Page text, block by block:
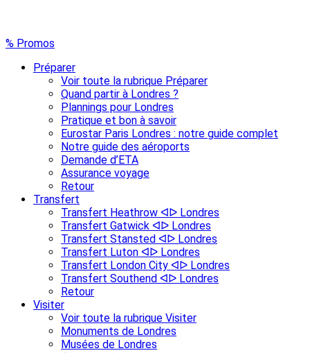
% Promos
Préparer
Voir toute la rubrique Préparer
Quand partir à Londres ?
Plannings pour Londres
Pratique et bon à savoir
Eurostar Paris Londres : notre guide complet
Notre guide des aéroports
Demande d’ETA
Assurance voyage
Retour
Transfert
Transfert Heathrow ᐊᐅ Londres
Transfert Gatwick ᐊᐅ Londres
Transfert Stansted ᐊᐅ Londres
Transfert Luton ᐊᐅ Londres
Transfert London City ᐊᐅ Londres
Transfert Southend ᐊᐅ Londres
Retour
Visiter
Voir toute la rubrique Visiter
Monuments de Londres
Musées de Londres